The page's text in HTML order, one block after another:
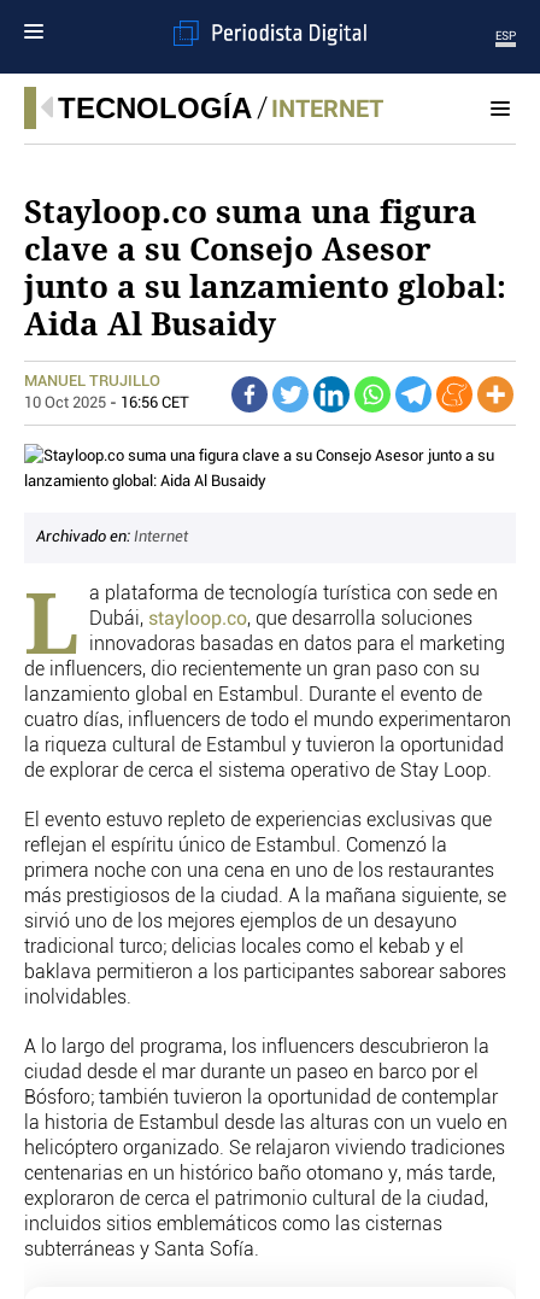
ESP
MENÚ
SECCIONES
MUNDO
PERIODISMO
ECONOMÍA
DEPORTES
CIENCIA
TECNOLOGÍA
CULTURA
TELEVISIÓN
GENTE
MAGAZINE
OTRAS WEBS
MOTOR
RELIGION
TRAVELLERS
EXPERTOS
GASTRONOMÍA
SALUD
ESCAPARATE
LA SEGUNDA DOSIS
CORONAVIRUS
DIRECTORIOS
LO ÚLTIMO
BLOGS
VÍDEOS
TEMAS
PERSONAJES
ORGANISMOS
LUGARES
AUTORES
HEMEROTECA
TECNOLOGÍA INTERNET
Stayloop.co suma una figura
clave a su Consejo Asesor
junto a su lanzamiento global:
Aida Al Busaidy
MANUEL TRUJILLO
10 Oct 2025 - 16:56 CET
Archivado en: Internet
L
a plataforma de tecnología turística con sede en
Dubái, stayloop.co, que desarrolla soluciones
innovadoras basadas en datos para el marketing
de influencers, dio recientemente un gran paso con su
lanzamiento global en Estambul. Durante el evento de
cuatro días, influencers de todo el mundo experimentaron
la riqueza cultural de Estambul y tuvieron la oportunidad
de explorar de cerca el sistema operativo de Stay Loop.
El evento estuvo repleto de experiencias exclusivas que
reflejan el espíritu único de Estambul. Comenzó la
primera noche con una cena en uno de los restaurantes
más prestigiosos de la ciudad. A la mañana siguiente, se
sirvió uno de los mejores ejemplos de un desayuno
tradicional turco; delicias locales como el kebab y el
baklava permitieron a los participantes saborear sabores
inolvidables.
A lo largo del programa, los influencers descubrieron la
ciudad desde el mar durante un paseo en barco por el
Bósforo; también tuvieron la oportunidad de contemplar
la historia de Estambul desde las alturas con un vuelo en
helicóptero organizado. Se relajaron viviendo tradiciones
centenarias en un histórico baño otomano y, más tarde,
exploraron de cerca el patrimonio cultural de la ciudad,
incluidos sitios emblemáticos como las cisternas
subterráneas y Santa Sofía.